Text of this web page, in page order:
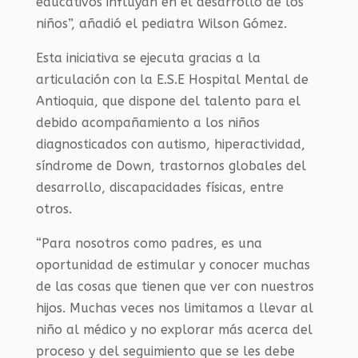
niños”, añadió el pediatra Wilson Gómez.
Esta iniciativa se ejecuta gracias a la
articulación con la E.S.E Hospital Mental de
Antioquia, que dispone del talento para el
debido acompañamiento a los niños
diagnosticados con autismo, hiperactividad,
síndrome de Down, trastornos globales del
desarrollo, discapacidades físicas, entre
otros.
“Para nosotros como padres, es una
oportunidad de estimular y conocer muchas
de las cosas que tienen que ver con nuestros
hijos. Muchas veces nos limitamos a llevar al
niño al médico y no explorar más acerca del
proceso y del seguimiento que se les debe